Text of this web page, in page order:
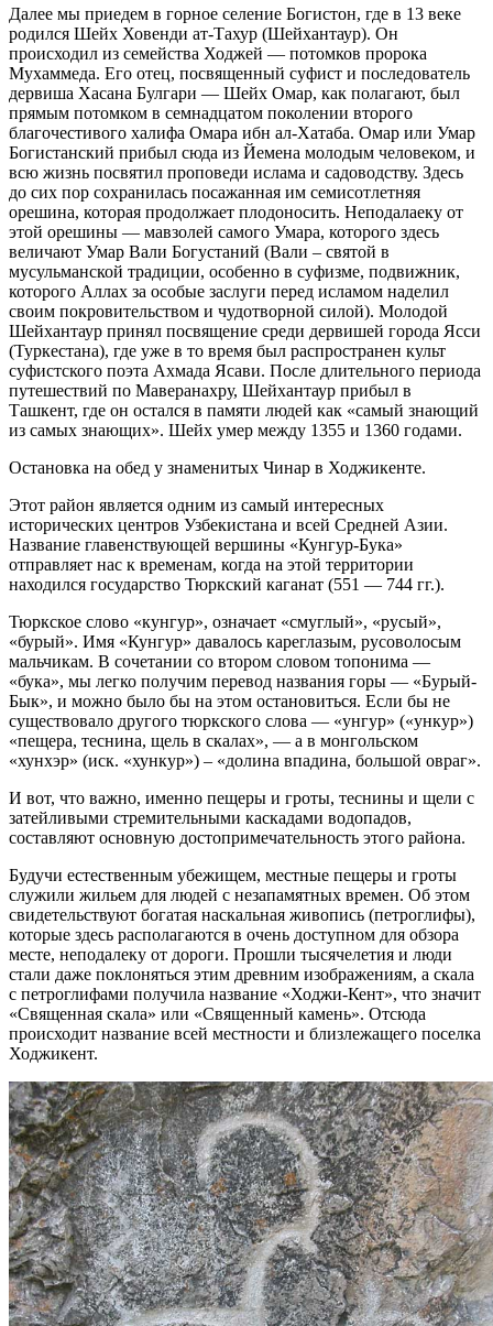
Далее мы приедем в горное селение Богистон, где в 13 веке
родился Шейх Ховенди ат-Тахур (Шейхантаур). Он
происходил из семейства Ходжей — потомков пророка
Мухаммеда. Его отец, посвященный суфист и последователь
дервиша Хасана Булгари — Шейх Омар, как полагают, был
прямым потомком в семнадцатом поколении второго
благочестивого халифа Омара ибн ал-Хатаба. Омар или Умар
Богистанский прибыл сюда из Йемена молодым человеком, и
всю жизнь посвятил проповеди ислама и садоводству. Здесь
до сих пор сохранилась посажанная им семисотлетняя
орешина, которая продолжает плодоносить. Неподалаеку от
этой орешины — мавзолей самого Умара, которого здесь
величают Умар Вали Богустаний (Вали – святой в
мусульманской традиции, особенно в суфизме, подвижник,
которого Аллах за особые заслуги перед исламом наделил
своим покровительством и чудотворной силой). Молодой
Шейхантаур принял посвящение среди дервишей города Ясси
(Туркестана), где уже в то время был распространен культ
суфистского поэта Ахмада Ясави. После длительного периода
путешествий по Маверанахру, Шейхантаур прибыл в
Ташкент, где он остался в памяти людей как «самый знающий
из самых знающих». Шейх умер между 1355 и 1360 годами.
Остановка на обед у знаменитых Чинар в Ходжикенте.
Этот район является одним из самый интересных
исторических центров Узбекистана и всей Средней Азии.
Название главенствующей вершины «Кунгур-Бука»
отправляет нас к временам, когда на этой территории
находился государство Тюркский каганат (551 — 744 гг.).
Тюркское слово «кунгур», означает «смуглый», «русый»,
«бурый». Имя «Кунгур» давалось кареглазым, русоволосым
мальчикам. В сочетании со втором словом топонима —
«бука», мы легко получим перевод названия горы — «Бурый-
Бык», и можно было бы на этом остановиться. Если бы не
существовало другого тюркского слова — «унгур» («ункур»)
«пещера, теснина, щель в скалах», — а в монгольском
«хунхэр» (иск. «хункур») – «долина впадина, большой овраг».
И вот, что важно, именно пещеры и гроты, теснины и щели с
затейливыми стремительными каскадами водопадов,
составляют основную достопримечательность этого района.
Будучи естественным убежищем, местные пещеры и гроты
служили жильем для людей с незапамятных времен. Об этом
свидетельствуют богатая наскальная живопись (петроглифы),
которые здесь располагаются в очень доступном для обзора
месте, неподалеку от дороги. Прошли тысячелетия и люди
стали даже поклоняться этим древним изображениям, а скала
с петроглифами получила название «Ходжи-Кент», что значит
«Священная скала» или «Священный камень». Отсюда
происходит название всей местности и близлежащего поселка
Ходжикент.